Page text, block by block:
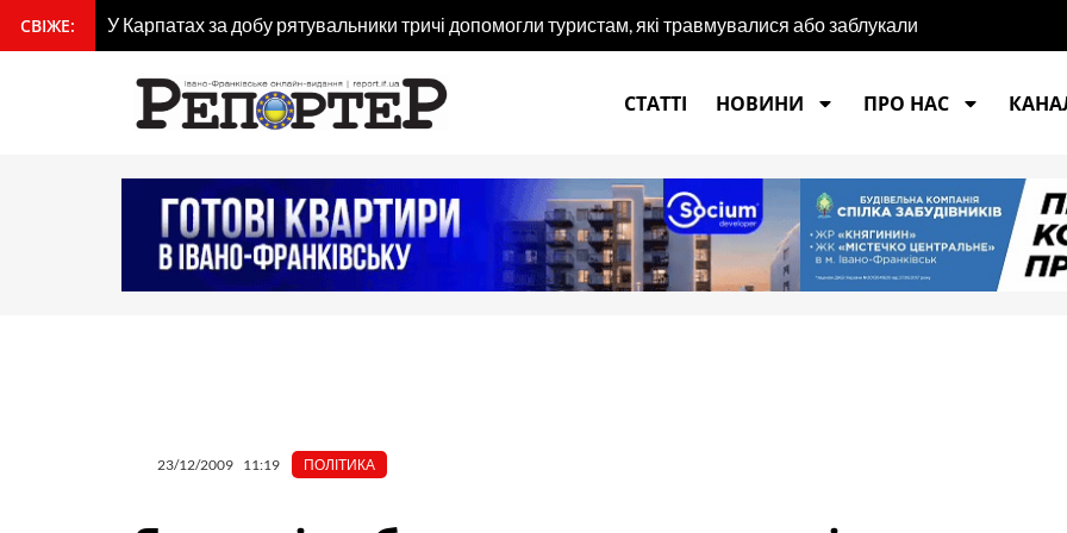
вмісту
СВІЖЕ: У Карпатах за добу рятувальники тричі допомогли туристам, які травмувалися або заблукали
СТАТТІ
НОВИНИ ПРО НАС
23/12/2009 11:19 ПОЛІТИКА